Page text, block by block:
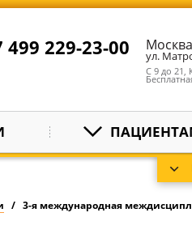
499 229-23-00 ул.
С 9 до 21,
3-я международная междисциплинарная